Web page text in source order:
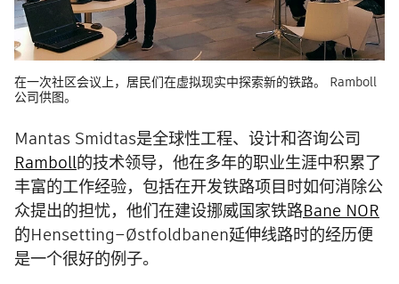
在一次社区会议上，居民们在虚拟现实中探索新的铁路。 Ramboll
公司供图。
Mantas Smidtas是全球性工程、设计和咨询公司
Ramboll的技术领导，他在多年的职业生涯中积累了
丰富的工作经验，包括在开发铁路项目时如何消除公
众提出的担忧，他们在建设挪威国家铁路Bane NOR
的Hensetting–Østfoldbanen延伸线路时的经历便
是一个很好的例子。